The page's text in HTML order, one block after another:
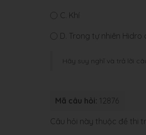
C. Khí
D. Trong tự nhiên Hidro
Hãy suy nghĩ và trả lời
Mã câu hỏi: 12876
Câu hỏi này thuộc đề thi